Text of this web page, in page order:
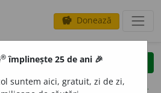
savings Donează
clear
opțiuni
® împlinește 25 de ani 🎉
suntem aici, gratuit, zi de zi,